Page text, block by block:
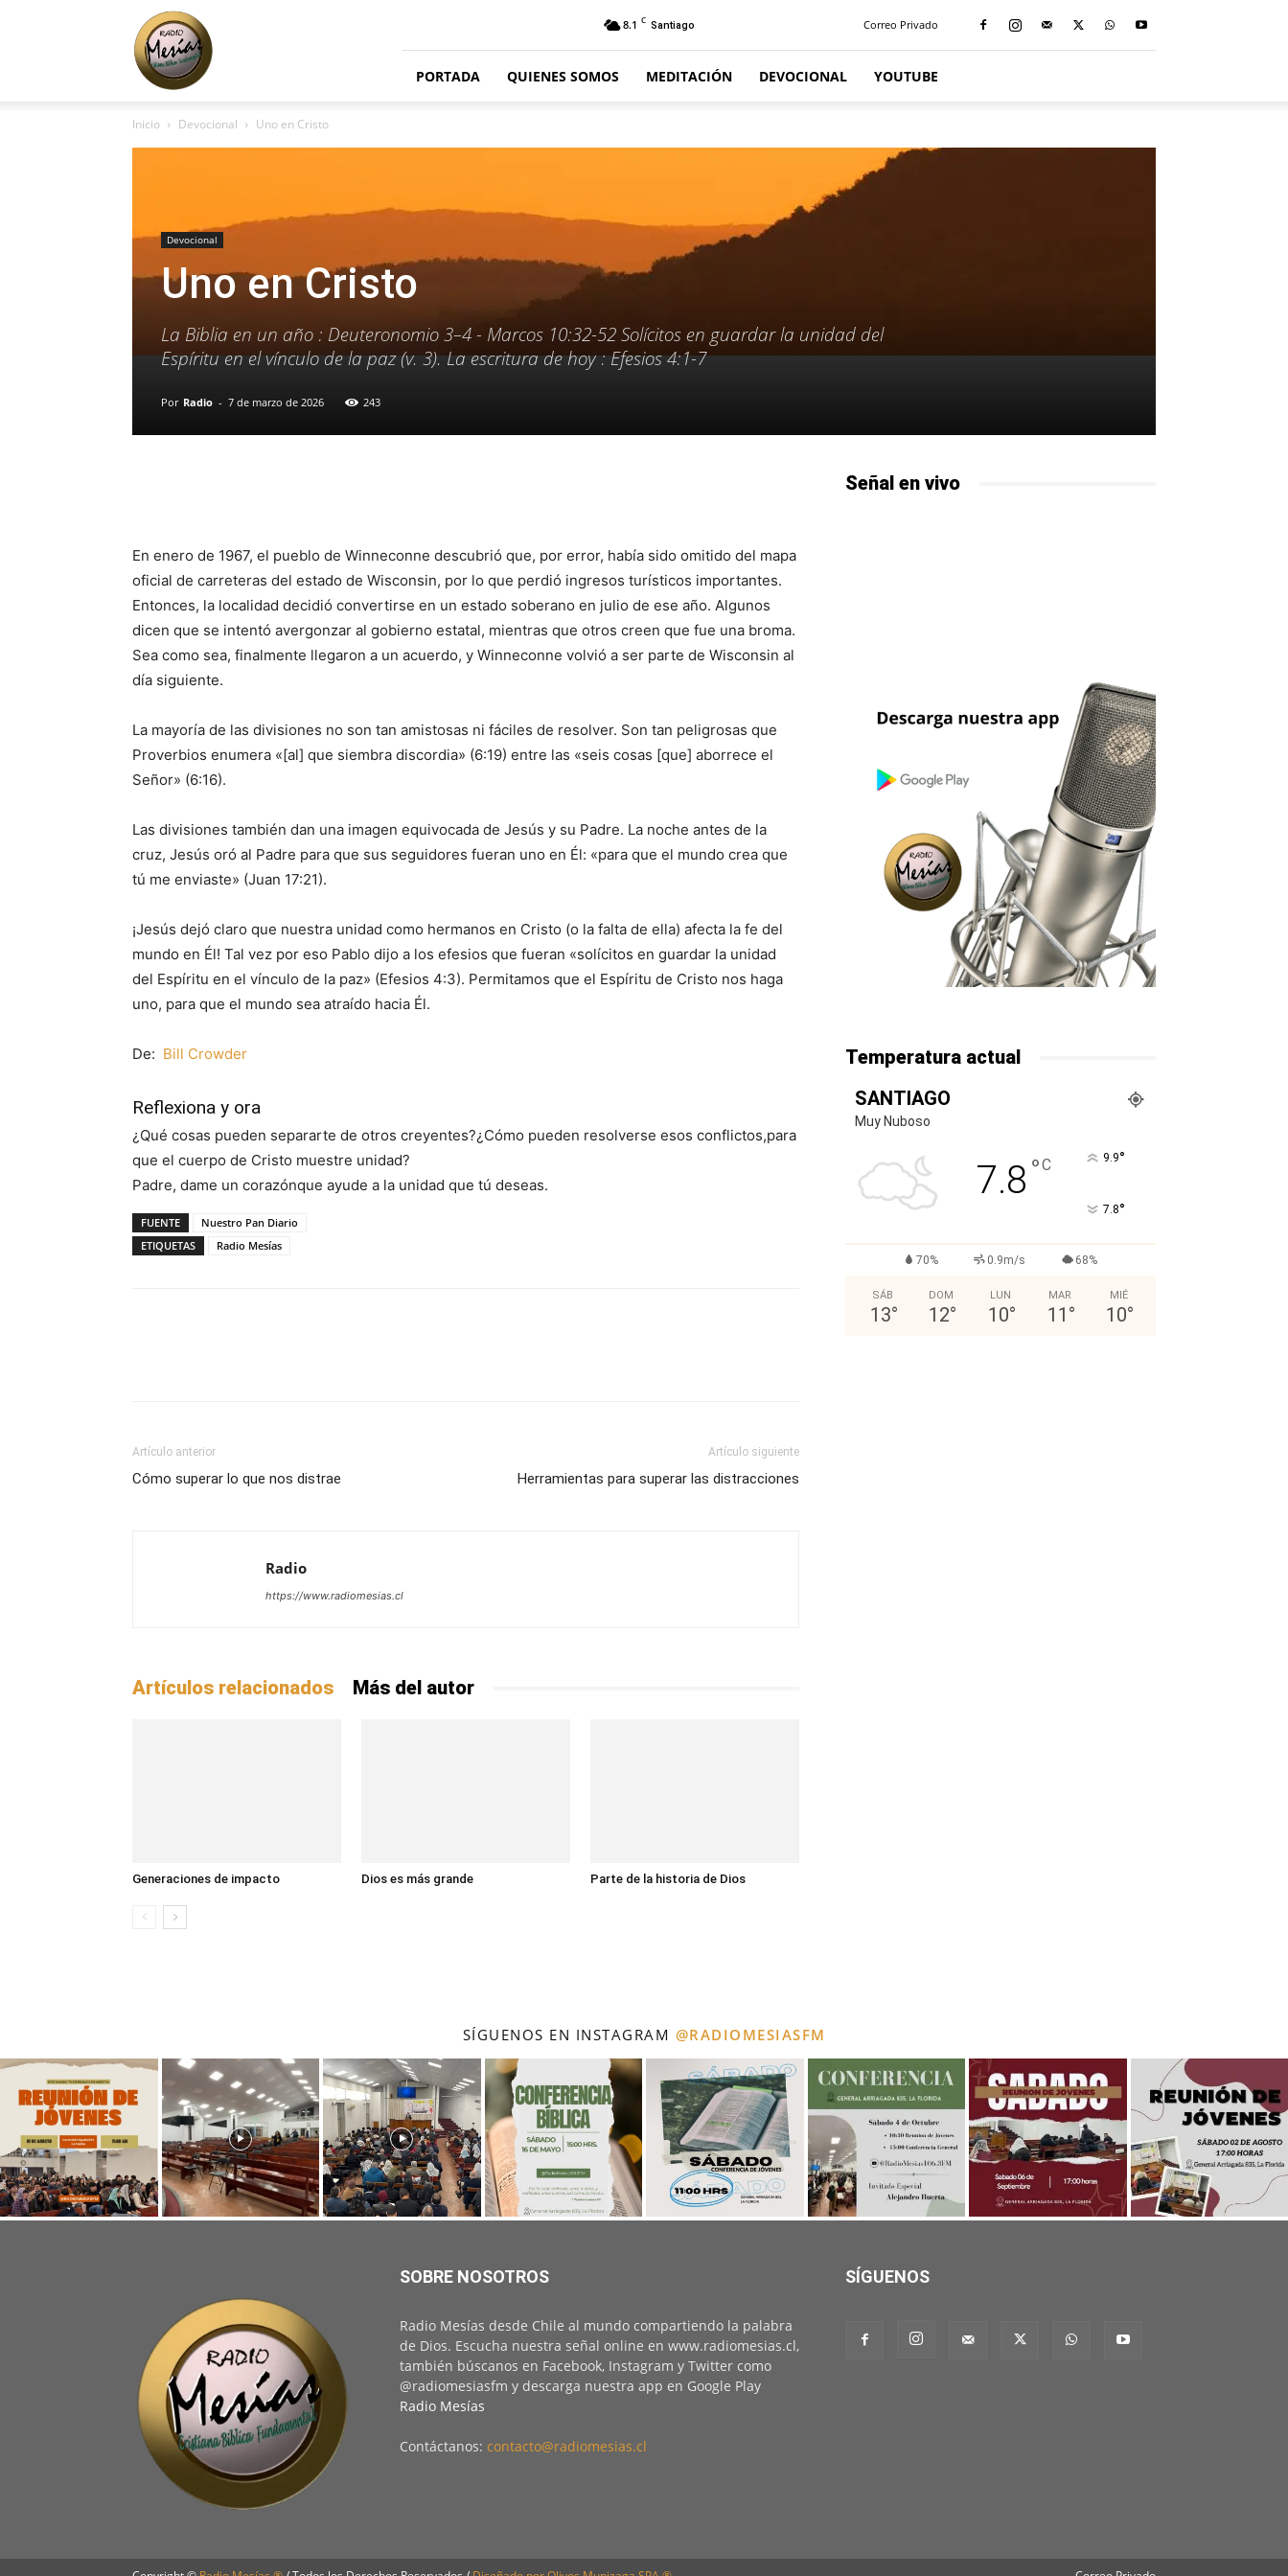
Radio
Mesías
8.1 C Santiago Correo Privado
PORTADA QUIENES SOMOS MEDITACIÓN DEVOCIONAL YOUTUBE
Inicio Devocional Uno en Cristo
Devocional
Uno en Cristo
La Biblia en un año : Deuteronomio 3–4 - Marcos 10:32-52 Solícitos en guardar la unidad del
Espíritu en el vínculo de la paz (v. 3). La escritura de hoy : Efesios 4:1-7
Por Radio - 7 de marzo de 2026 243
En enero de 1967, el pueblo de Winneconne descubrió que, por error, había sido omitido del mapa
oficial de carreteras del estado de Wisconsin, por lo que perdió ingresos turísticos importantes.
Entonces, la localidad decidió convertirse en un estado soberano en julio de ese año. Algunos
dicen que se intentó avergonzar al gobierno estatal, mientras que otros creen que fue una broma.
Sea como sea, finalmente llegaron a un acuerdo, y Winneconne volvió a ser parte de Wisconsin al
día siguiente.
La mayoría de las divisiones no son tan amistosas ni fáciles de resolver. Son tan peligrosas que
Proverbios enumera «[al] que siembra discordia» (6:19) entre las «seis cosas [que] aborrece el
Señor» (6:16).
Las divisiones también dan una imagen equivocada de Jesús y su Padre. La noche antes de la
cruz, Jesús oró al Padre para que sus seguidores fueran uno en Él: «para que el mundo crea que
tú me enviaste» (Juan 17:21).
¡Jesús dejó claro que nuestra unidad como hermanos en Cristo (o la falta de ella) afecta la fe del
mundo en Él! Tal vez por eso Pablo dijo a los efesios que fueran «solícitos en guardar la unidad
del Espíritu en el vínculo de la paz» (Efesios 4:3). Permitamos que el Espíritu de Cristo nos haga
uno, para que el mundo sea atraído hacia Él.
De: Bill Crowder
Reflexiona y ora
¿Qué cosas pueden separarte de otros creyentes?¿Cómo pueden resolverse esos conflictos,para
que el cuerpo de Cristo muestre unidad?
Padre, dame un corazónque ayude a la unidad que tú deseas.
FUENTE
Nuestro Pan Diario
ETIQUETAS
Radio Mesías
Artículo anterior
Cómo superar lo que nos distrae
Artículo siguiente
Herramientas para superar las distracciones
Radio
https://www.radiomesias.cl
Artículos relacionados Más del autor
Generaciones de impacto Dios es más grande Parte de la historia de Dios
Señal en vivo
Temperatura actual
SANTIAGO
Muy Nuboso
7.8 °C 9.9°
7.8°
70% 0.9m/s 68%
SÁB
13°
DOM
12°
LUN
10°
MAR
11 °
MIÉ
10°
SÍGUENOS EN INSTAGRAM @RADIOMESIASFM
SOBRE NOSOTROS
Radio Mesías desde Chile al mundo compartiendo la palabra
de Dios. Escucha nuestra señal online en www.radiomesias.cl,
también búscanos en Facebook, Instagram y Twitter como
@radiomesiasfm y descarga nuestra app en Google Play
Radio Mesías
Contáctanos: contacto@radiomesias.cl
SÍGUENOS